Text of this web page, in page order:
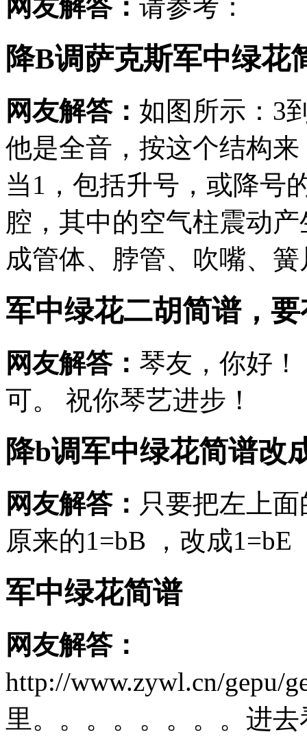
网友解答： 请参考：
降B调萨克斯军中绿花
网友解答： 如图所示：3
他是全音，按这个结构
当1，包括升号，或降号
腔，其中的空气柱震动
成管体、脖管、吹嘴、
军中绿花二胡简谱，
网友解答： 琴友，你好
可。 祝你琴艺进步！
降b调军中绿花简谱改
网友解答： 只要把左上
原来的1=bB ，改成1=bE
军中绿花简谱
网友解答：
http://www.zywl.cn/gepu/
里。。。。。。。。进